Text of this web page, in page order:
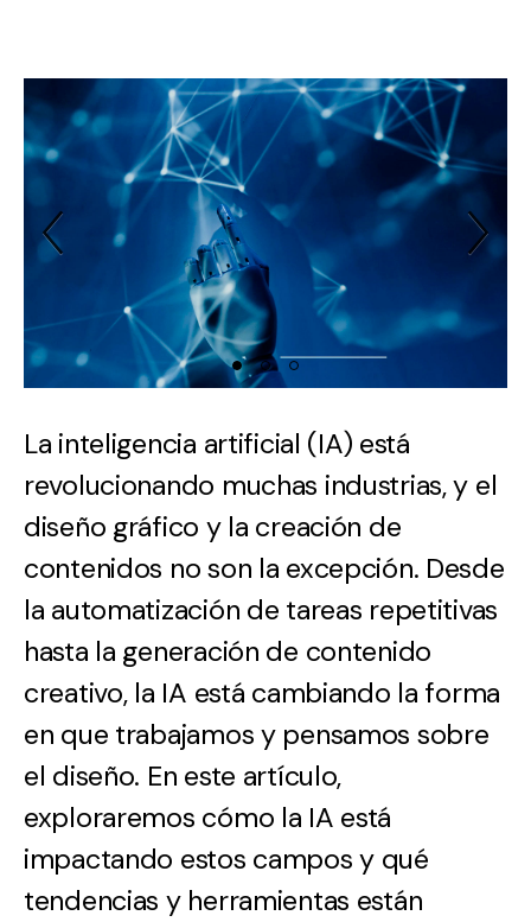
Previous Slide
La inteligencia artificial (IA) está
revolucionando muchas industrias, y el
diseño gráfico y la creación de
contenidos no son la excepción. Desde
la automatización de tareas repetitivas
hasta la generación de contenido
creativo, la IA está cambiando la forma
en que trabajamos y pensamos sobre
el diseño. En este artículo,
exploraremos cómo la IA está
impactando estos campos y qué
tendencias y herramientas están